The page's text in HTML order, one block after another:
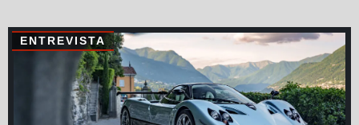
ENTREVISTA